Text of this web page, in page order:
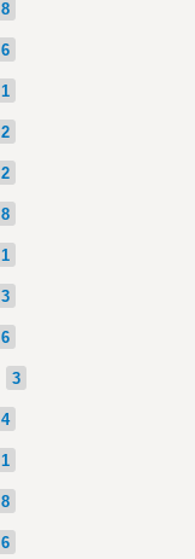
8
6
1
2
2
8
1
3
6
3
4
1
8
6